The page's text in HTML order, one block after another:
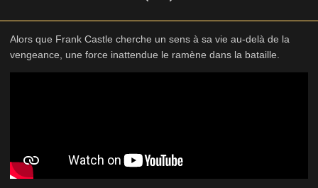
Alors que Frank Castle cherche un sens à sa vie au-delà de la
vengeance, une force inattendue le ramène dans la bataille.